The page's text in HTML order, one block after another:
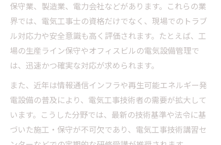
保守業、製造業、電力会社などがあります。これらの業
界では、電気工事士の資格だけでなく、現場でのトラブ
ル対応力や安全意識も高く評価されます。たとえば、工
場の生産ライン保守やオフィスビルの電気設備管理で
は、迅速かつ確実な対応が求められます。
また、近年は情報通信インフラや再生可能エネルギー発
電設備の普及により、電気工事技術者の需要が拡大して
います。こうした分野では、最新の技術基準や法令に基
づいた施工・保守が不可欠であり、電気工事技術講習セ